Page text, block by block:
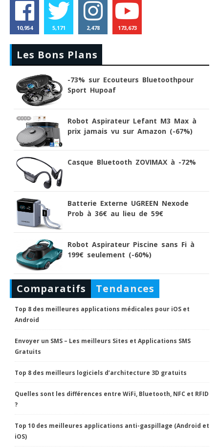
10,954 5,171 2,478 173,673
Les Bons Plans
-73% sur Ecouteurs Bluetoothpour
Sport Hupoaf
Robot Aspirateur Lefant M3 Max à
prix jamais vu sur Amazon (-67%)
Casque Bluetooth ZOVIMAX à -72%
Batterie Externe UGREEN Nexode
Prob à 36€ au lieu de 59€
Robot Aspirateur Piscine sans Fi à
199€ seulement (-60%)
Comparatifs Tendances
Top 8 des meilleures applications médicales pour iOS et
Android
Envoyer un SMS – Les meilleurs Sites et Applications SMS
Gratuits
Top 8 des meilleurs logiciels d’architecture 3D gratuits
Quelles sont les différences entre WiFi, Bluetooth, NFC et RFID
?
Top 10 des meilleures applications anti-gaspillage (Android et
iOS)